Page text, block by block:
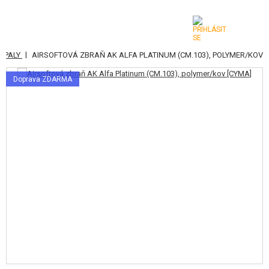
KATEGORIE
AIRSOFTOVÉ ZBRANĚ
| AIRSOFTOVÁ ZBRAŇ AK ALFA PLATINUM (CM.103), POLYMER/KOV
Doprava ZDARMA